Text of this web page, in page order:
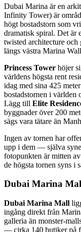
Dubai Marina är en
Infinity Tower) är
högt bostadstorn som
dramatisk spiral. Det är
twisted architecture och
längs västra Marina
Princess Tower höjer
världens högsta rent
idag med sina 425
bostadstornen i världen
Lägg till Elite
byggnader över 200
sägs vara tätare än
Ingen av tornen har
upp i dem — själva
fotopunkten är mitten
de högsta tornen syns i
Dubai Marina
Dubai Marina Mall
ingång direkt från
galleria än monster-
— cirka 140 butiker på